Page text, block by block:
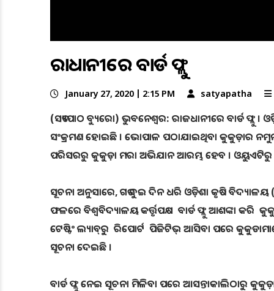
ରାଜଧାନୀରେ ବାର୍ଡ ଫ୍ଲୁ
January 27, 2020 | 2:15 PM satyapatha
(ସତ୍ୟପାଠ ବ୍ୟୁରୋ) ଭୁବନେଶ୍ବର: ରାଜଧାନୀରେ ବାର୍ଡ ଫ୍ଲୁ
ସଂକ୍ରମଣ ହୋଇଛି । ଭୋପାଳ ପଠାଯାଇଥିବା କୁକୁଡ଼ାର
ପରିସରରୁ କୁକୁଡ଼ା ମରା ଅଭିଯାନ ଆରମ୍ଭ ହେବ ।
ସୂଚନା ଅନୁସାରେ, ଗତ ଦୁଇ ଦିନ ଧରି ଓଡ଼ିଶା କୃଷି ବିଦ୍ୟାଳୟ
ଫଳରେ ବିଶ୍ବବିଦ୍ୟାଳୟ କର୍ତ୍ତୃପକ୍ଷ ବାର୍ଡ ଫ୍ଲୁ ଆଶଙ୍କା କରି
ଟେଷ୍ଟିଂ ଲ୍ୟାବ୍‌ରୁ ରିପୋର୍ଟ ପିଜିଟିଭ୍‌ ଆସିବା ପରେ କୁକୁଡାମାନେ
ସୂଚନା ଦେଇଛି ।
ବାର୍ଡ ଫ୍ଲୁ ନେଇ ସୂଚନା ମିଳିବା ପରେ ଆସନ୍ତାକାଲିଠାରୁ